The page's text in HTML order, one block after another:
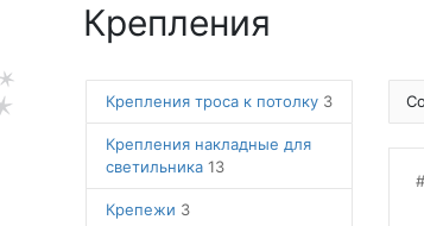
Крепления
Крепления троса к потолку 3
Крепления накладные для
светильника 13
Крепежи 3